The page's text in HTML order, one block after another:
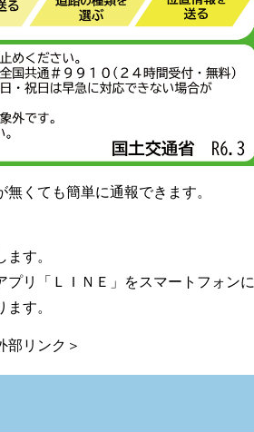
くても簡単に通報できます。
す。
プリ「ＬＩＮＥ」をスマートフォンに
す。
部リンク＞